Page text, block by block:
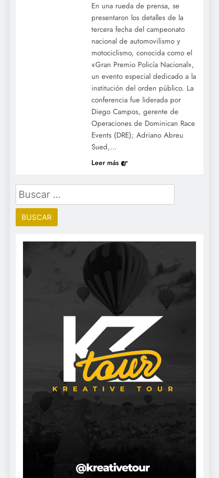
En una rueda de prensa, se
presentaron los detalles de la
tercera fecha del campeonato
nacional de automovilismo y
motociclismo, conocida como el
«Gran Premio Policía Nacional»,
un evento especial dedicado a la
institución del orden público. La
conferencia fue liderada por
Diego Campos, gerente de
Operaciones de Dominican Race
Events (DRE); Adriano Abreu
Sued,…
Leer más
Buscar: